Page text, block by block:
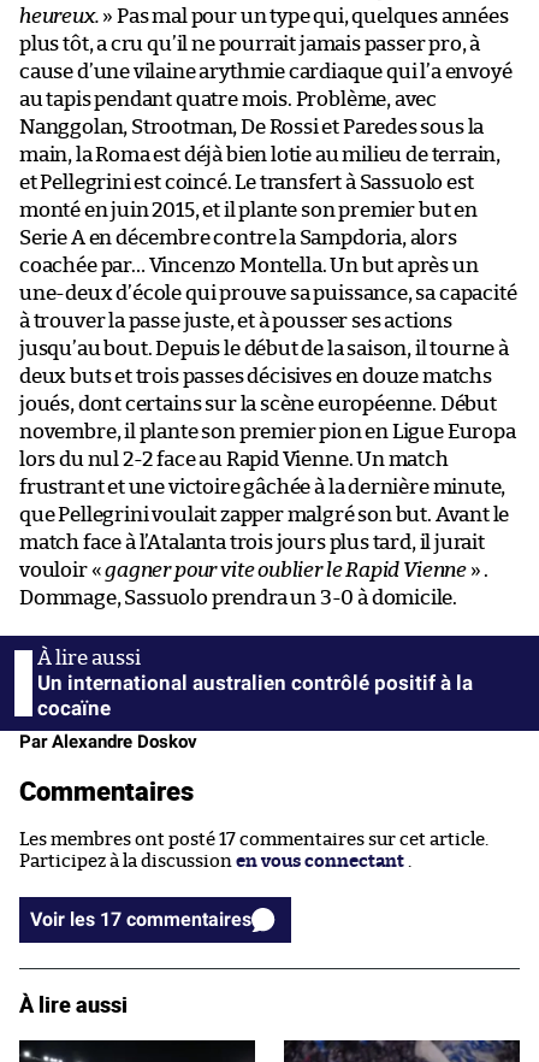
heureux. » Pas mal pour un type qui, quelques années
plus tôt, a cru qu’il ne pourrait jamais passer pro, à
cause d’une vilaine arythmie cardiaque qui l’a envoyé
au tapis pendant quatre mois. Problème, avec
Nanggolan, Strootman, De Rossi et Paredes sous la
main, la Roma est déjà bien lotie au milieu de terrain,
et Pellegrini est coincé. Le transfert à Sassuolo est
monté en juin 2015, et il plante son premier but en
Serie A en décembre contre la Sampdoria, alors
coachée par… Vincenzo Montella. Un but après un
une-deux d’école qui prouve sa puissance, sa capacité
à trouver la passe juste, et à pousser ses actions
jusqu’au bout. Depuis le début de la saison, il tourne à
deux buts et trois passes décisives en douze matchs
joués, dont certains sur la scène européenne. Début
novembre, il plante son premier pion en Ligue Europa
lors du nul 2-2 face au Rapid Vienne. Un match
frustrant et une victoire gâchée à la dernière minute,
que Pellegrini voulait zapper malgré son but. Avant le
match face à l’Atalanta trois jours plus tard, il jurait
vouloir «gagner pour vite oublier le Rapid Vienne » .
Dommage, Sassuolo prendra un 3-0 à domicile.
Un international australien contrôlé positif à la
cocaïne
Par Alexandre Doskov
Commentaires
Les membres ont posté 17 commentaires sur cet article.
Participez à la discussion en vous connectant
Voir les 17 commentaires
À lire aussi